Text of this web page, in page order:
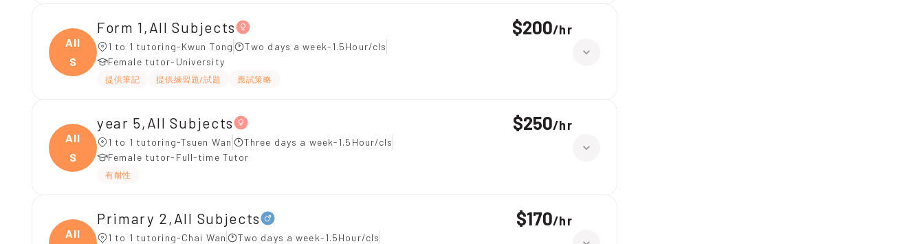
All
S
Form 1,All Subjects
1 to 1 tutoring-Kwun Tong
Two days a week-1.5Hour/cls
Female tutor-University
提供筆記 提供練習題/試題 應試策略
$200/hr
All
S
year 5,All Subjects
1 to 1 tutoring-Tsuen Wan
Three days a week-1.5Hour/cls
Female tutor-Full-time Tutor
有耐性
$250/hr
All
Primary 2,All Subjects
1 to 1 tutoring-Chai Wan
Two days a week-1.5Hour/cls
$170/hr